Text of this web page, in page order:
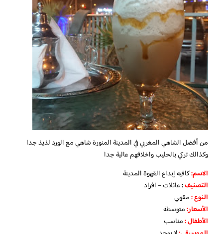
من أفضل الشاهي المغربي في المدينة المنورة شاهي مع الورد لذيذ جدا
وكذالك تركي بالحليب واخلاقهم عالية جدا
الاسم:كافيه إبداع القهوة المدينة
التصنيف:عائلات – افراد
النوع :مقهي
الأسعار:متوسطة
الأطفال:مناسب